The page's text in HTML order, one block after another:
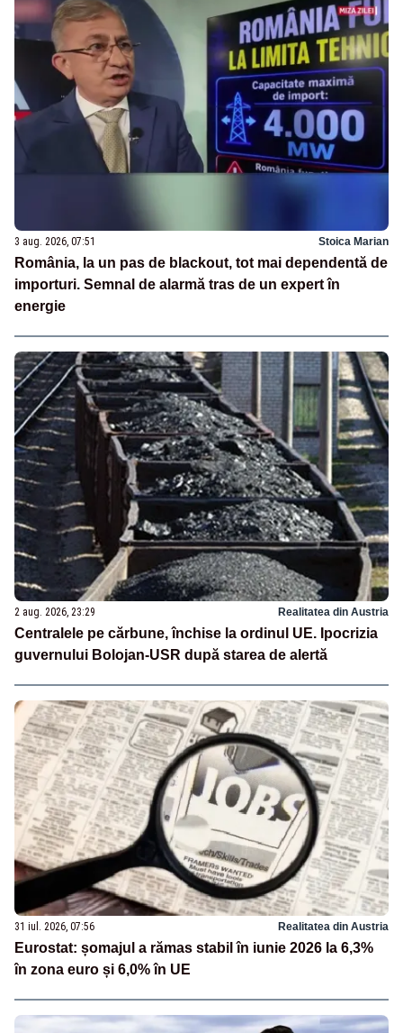
3 aug. 2026, 07:51 Stoica Marian
România, la un pas de blackout, tot mai dependentă de
importuri. Semnal de alarmă tras de un expert în
energie
2 aug. 2026, 23:29 Realitatea din Austria
Centralele pe cărbune, închise la ordinul UE. Ipocrizia
guvernului Bolojan-USR după starea de alertă
31 iul. 2026, 07:56 Realitatea din Austria
Eurostat: șomajul a rămas stabil în iunie 2026 la 6,3%
în zona euro și 6,0% în UE